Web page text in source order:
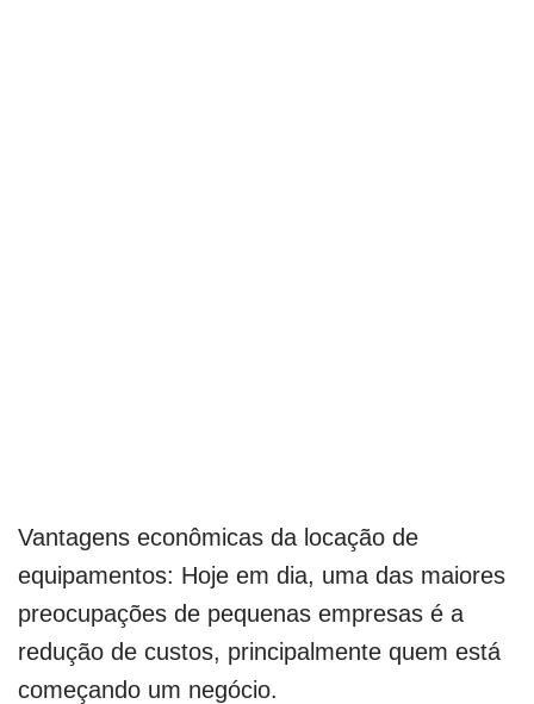
Vantagens econômicas da locação de
equipamentos: Hoje em dia, uma das maiores
preocupações de pequenas empresas é a
redução de custos, principalmente quem está
começando um negócio.